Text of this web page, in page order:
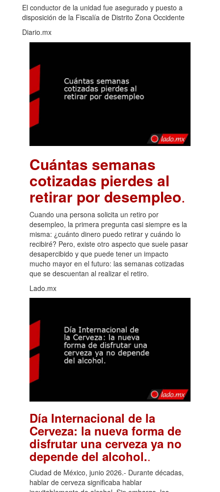
El conductor de la unidad fue asegurado y puesto a
disposición de la Fiscalía de Distrito Zona Occidente
Diario.mx
Cuántas semanas
cotizadas pierdes al
retirar por desempleo.
Cuando una persona solicita un retiro por
desempleo, la primera pregunta casi siempre es la
misma: ¿cuánto dinero puedo retirar y cuándo lo
recibiré? Pero, existe otro aspecto que suele pasar
desapercibido y que puede tener un impacto
mucho mayor en el futuro: las semanas cotizadas
que se descuentan al realizar el retiro.
Lado.mx
Día Internacional de la
Cerveza: la nueva forma de
disfrutar una cerveza ya no
depende del alcohol..
Ciudad de México, junio 2026.- Durante décadas,
hablar de cerveza significaba hablar